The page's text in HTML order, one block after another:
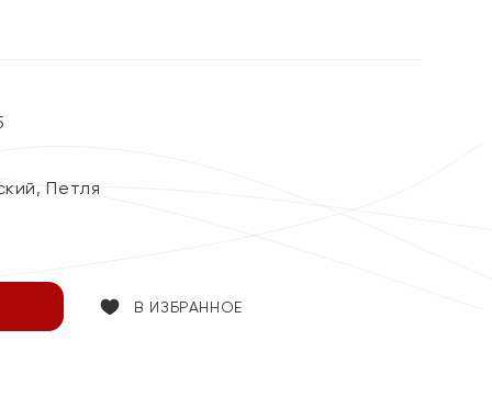
Петля
В ИЗБРАННОЕ